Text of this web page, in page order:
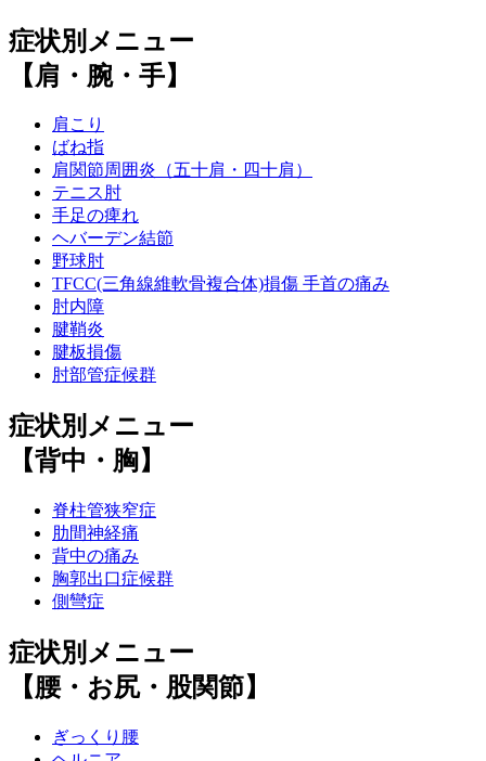
症状別メニュー
【肩・腕・手】
肩こり
ばね指
肩関節周囲炎（五十肩・四十肩）
テニス肘
手足の痺れ
ヘバーデン結節
野球肘
TFCC(三角線維軟骨複合体)損傷 手首の痛み
肘内障
腱鞘炎
腱板損傷
肘部管症候群
症状別メニュー
【背中・胸】
脊柱管狭窄症
肋間神経痛
背中の痛み
胸郭出口症候群
側彎症
症状別メニュー
【腰・お尻・股関節】
ぎっくり腰